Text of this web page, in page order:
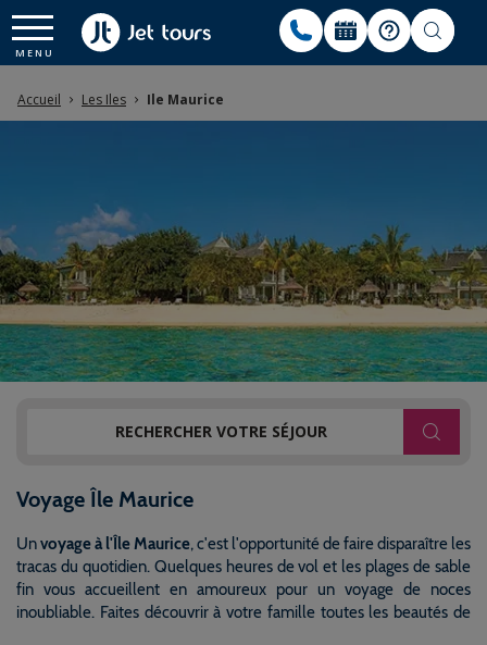
Accueil Les Iles Ile Maurice
RECHERCHER VOTRE SÉJOUR
Voyage Île Maurice
Unvoyage à l'Île Maurice, c'est l'opportunité de faire disparaître les
tracas du quotidien. Quelques heures de vol et les plages de sable
fin vous accueillent en amoureux pour un voyage de noces
inoubliable. Faites découvrir à votre famille toutes les beautés de